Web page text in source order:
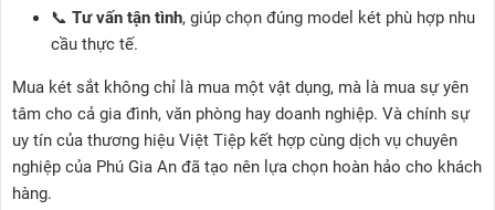
📞 Tư vấn tận tình, giúp chọn đúng model két phù hợp nhu
cầu thực tế.
Mua két sắt không chỉ là mua một vật dụng, mà là mua sự yên
tâm cho cả gia đình, văn phòng hay doanh nghiệp. Và chính sự
uy tín của thương hiệu Việt Tiệp kết hợp cùng dịch vụ chuyên
nghiệp của Phú Gia An đã tạo nên lựa chọn hoàn hảo cho khách
hàng.